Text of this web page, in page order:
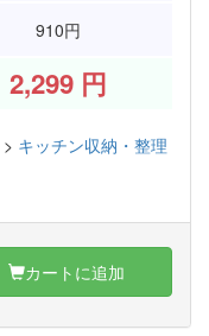
910円
2,299円
> キッチン収納・整理
カートに追加